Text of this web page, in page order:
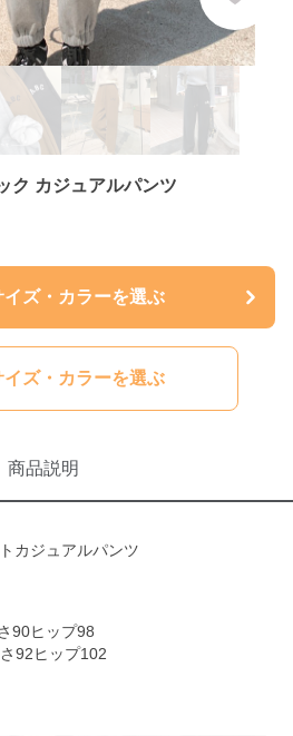
ク カジュアルパンツ
ズ・カラーを選ぶ
イズ・カラーを選ぶ
商品説明
カジュアルパンツ
90ヒップ98
92ヒップ102